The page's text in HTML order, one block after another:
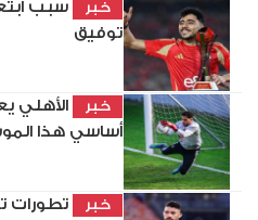
خبر
سبب
توفيق
خبر
الأهلي
أساسي هذا
خبر
تطورات